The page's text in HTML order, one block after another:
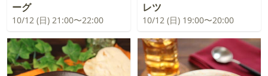
ーグ
10/12 (日) 21:00〜22:00
レツ
10/12 (日) 19:00〜20:00